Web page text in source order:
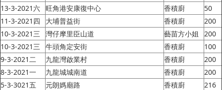
13-3-2021六 旺角港安康復中心 香積廚
50
11-3-2021四
大埔普益街 香積廚
200
10-3-2021三
灣仔摩里臣山道 藝苗方小姐
200
10-3-2021三
牛頭角定安街 香積廚
100
9-3-2021二
九龍灣啟業村 香積廚
200
8-3-2021一
九龍城城南道 香積廚
200
5-3-3021五
元朗媽廟路 香積廚
216